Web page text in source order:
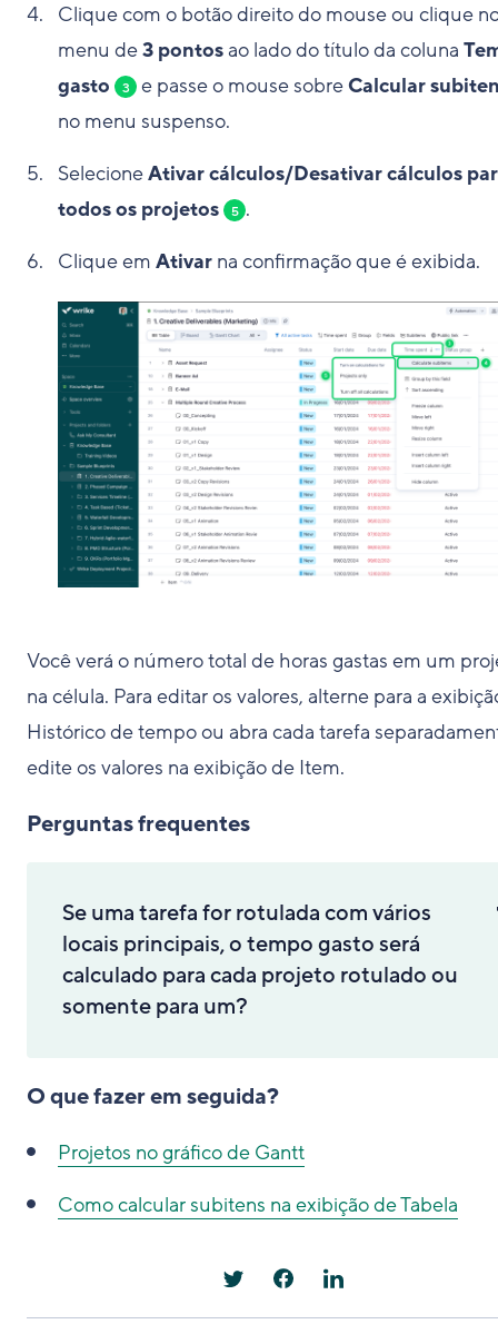
Clique com o botão direito do mouse ou clique
menu de3 pontosao lado do título da coluna
gasto
3 e passe o mouse sobreCalcular
no menu suspenso.
SelecioneAtivar cálculos/Desativar cálculos
todos os projetos
5 .
Clique em Ativar na confirmação que é exibida.
Você verá o número total de horas gastas em um
na célula. Para editar os valores, alterne para a
Histórico de tempo ou abra cada tarefa
edite os valores na exibição de Item.
Perguntas frequentes
Se uma tarefa for rotulada com vários
locais principais, o tempo gasto será
calculado para cada projeto rotulado ou
somente para um?
O que fazer em seguida?
Projetos no gráfico de Gantt
Como calcular subitens na exibição de Tabela